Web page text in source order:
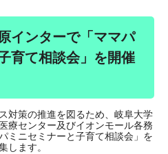
インターで「ママパ
育て相談会」を開催
対策の推進を図るため、岐阜大学
療センター及びイオンモール各務
ミニセミナーと子育て相談会」を
します。